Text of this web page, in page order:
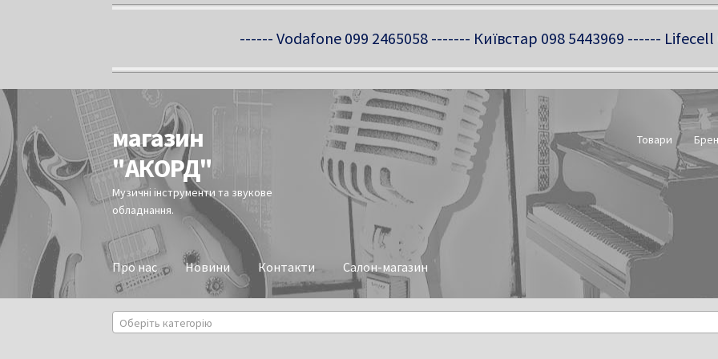
------ Vodafone 099 2465058 ------- Київстар 098 5443969 ------
Перейти
до
навігації
Перейти
до
вмісту
магазин
"АКОРД"
Музичні інструменти та звукове
обладнання.
Товари
Про нас Новини Контакти Салон-магазин
Оберіть категорію